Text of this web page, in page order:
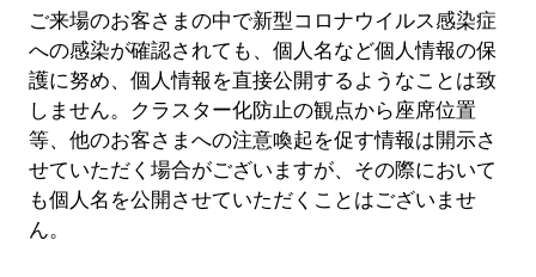
ご来場のお客さまの中で新型コロナウイルス感染症
への感染が確認されても、個人名など個人情報の保
護に努め、個人情報を直接公開するようなことは致
しません。クラスター化防止の観点から座席位置
等、他のお客さまへの注意喚起を促す情報は開示さ
せていただく場合がございますが、その際において
も個人名を公開させていただくことはございませ
ん。